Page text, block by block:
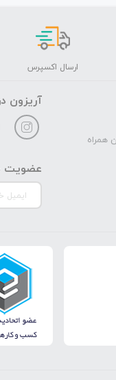
ارسال اکسپرس
همراه
آریزون
عضویت